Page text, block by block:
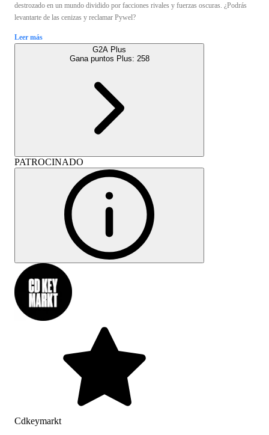
destrozado en un mundo dividido por facciones rivales y fuerzas oscuras. ¿Podrás
levantarte de las cenizas y reclamar Pywel?
Leer más
G2A Plus
Gana puntos Plus: 258
PATROCINADO
Cdkeymarkt